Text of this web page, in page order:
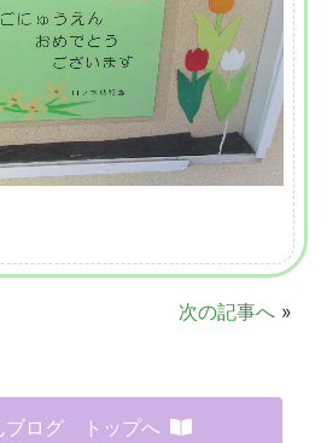
次の記事へ »
ブログ トップへ